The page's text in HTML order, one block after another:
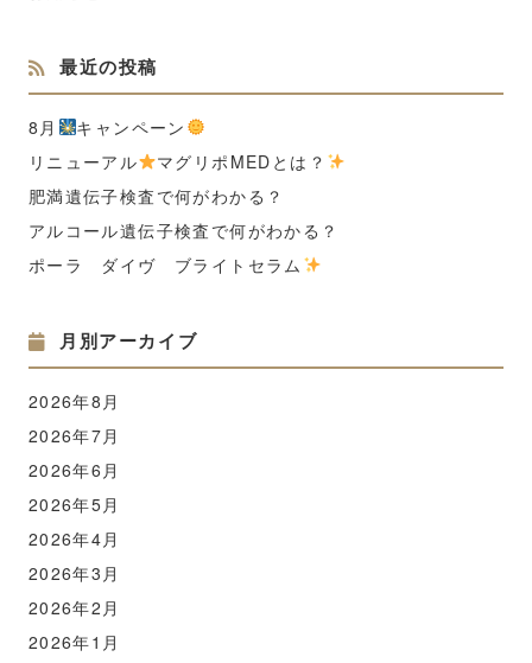
最近の投稿
8月
キャンペーン
リニューアル
マグリポMEDとは？
肥満遺伝子検査で何がわかる？
アルコール遺伝子検査で何がわかる？
ポーラ ダイヴ ブライトセラム
月別アーカイブ
2026年8月
2026年7月
2026年6月
2026年5月
2026年4月
2026年3月
2026年2月
2026年1月